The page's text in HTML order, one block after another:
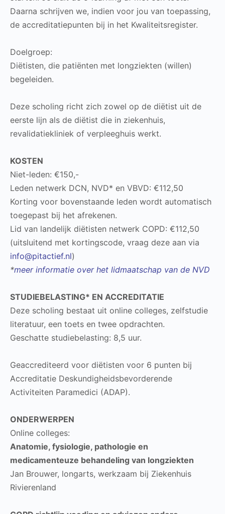
Daarna schrijven we, indien voor jou van toepassing,
de accreditatiepunten bij in het Kwaliteitsregister.
Doelgroep:
Diëtisten, die patiënten met longziekten (willen)
begeleiden.
Deze scholing richt zich zowel op de diëtist uit de
eerste lijn als de diëtist die in ziekenhuis,
revalidatiekliniek of verpleeghuis werkt.
KOSTEN
Niet-leden: €150,-
Leden netwerk DCN, NVD* en VBVD: €112,50
Korting voor bovenstaande leden wordt automatisch
toegepast bij het afrekenen.
Lid van landelijk diëtisten netwerk COPD: €112,50
(uitsluitend met kortingscode, vraag deze aan via
info@pitactief.nl)
*meer informatie over het lidmaatschap van de NVD
STUDIEBELASTING* EN ACCREDITATIE
Deze scholing bestaat uit online colleges, zelfstudie
literatuur, een toets en twee opdrachten.
Geschatte studiebelasting: 8,5 uur.
Geaccrediteerd voor diëtisten voor 6 punten bij
Accreditatie Deskundigheidsbevorderende
Activiteiten Paramedici (ADAP).
ONDERWERPEN
Online colleges:
Anatomie, fysiologie, pathologie en
medicamenteuze behandeling van longziekten
Jan Brouwer, longarts, werkzaam bij Ziekenhuis
Rivierenland